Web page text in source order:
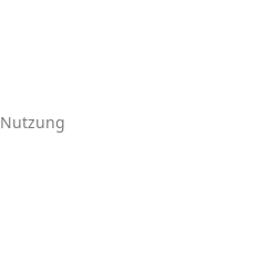
Nutzung